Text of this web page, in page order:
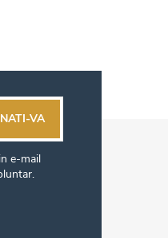
e-mail
VA